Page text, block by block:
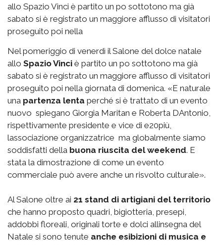
allo Spazio Vinci è partito un po sottotono ma già
sabato si è registrato un maggiore afflusso di visitatori
proseguito poi nella
Nel pomeriggio di venerdì il Salone del dolce natale
allo Spazio Vinci è partito un po sottotono ma già
sabato si è registrato un maggiore afflusso di visitatori
proseguito poi nella giornata di domenica. «E naturale
una partenza lenta perché si è trattato di un evento
nuovo  spiegano Giorgia Maritan e Roberta DAntonio,
rispettivamente presidente e vice di e20più,
lassociazione organizzatrice  ma globalmente siamo
soddisfatti della buona riuscita del weekend. E
stata la dimostrazione di come un evento
commerciale può avere anche un risvolto culturale».
Al Salone oltre ai 21 stand di artigiani del territorio
che hanno proposto quadri, bigiotteria, presepi,
addobbi floreali, originali torte e dolci allinsegna del
Natale si sono tenute anche esibizioni di musica e